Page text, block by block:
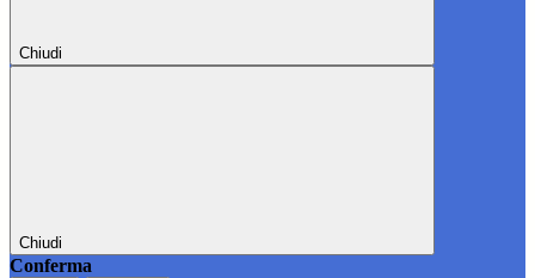
Chiudi
Chiudi
Conferma